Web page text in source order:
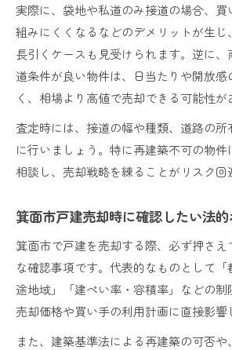
実際に、袋地や私道のみ接道の場合、買
組みにくくなるなどのデメリットが生じ
長引くケースも見受けられます。逆に
道条件が良い物件は、日当たりや開放
く、相場より高値で売却できる可能性が
査定時には、接道の幅や種類、道路の
に行いましょう。特に再建築不可の物
相談し、売却戦略を練ることがリスク回
箕面市戸建売却時に確認したい法
箕面市で戸建を売却する際、必ず押さえ
な確認事項です。代表的なものとして「
途地域」「建ぺい率・容積率」などの制
売却価格や買い手の利用計画に直接影響
また、建築基準法による再建築の可否